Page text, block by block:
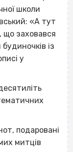
школи
«А тут
що заховався
із
у
подаровані
митців